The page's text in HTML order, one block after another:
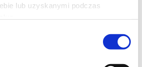
lub uzyskanymi podczas
bajecznie bogatą rodzinę Becket
drodze do celu stoi jednak "tylko" jedna
wyeliminować siedmioro krewnych. W
nie ma miejsca na skrupuły, a